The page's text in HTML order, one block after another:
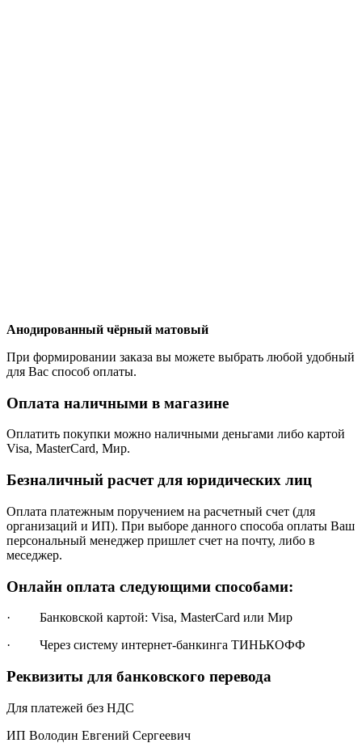
Анодированный чёрный матовый
При формировании заказа вы можете выбрать любой удобный
для Вас способ оплаты.
Оплата наличными в магазине
Оплатить покупки можно наличными деньгами либо картой
Visa, MasterCard, Мир.
Безналичный расчет для юридических лиц
Оплата платежным поручением на расчетный счет (для
организаций и ИП). При выборе данного способа оплаты Ваш
персональный менеджер пришлет счет на почту, либо в
меседжер.
Онлайн оплата следующими способами:
· Банковской картой: Visa, MasterCard или Мир
· Через систему интернет-банкинга ТИНЬКОФФ
Реквизиты для банковского перевода
Для платежей без НДС
ИП Володин Евгений Сергеевич